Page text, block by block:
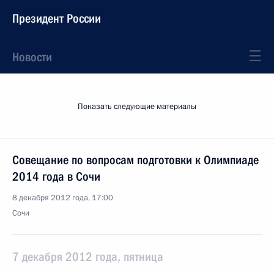
Президент России
Новости
Показать следующие материалы
Совещание по вопросам подготовки к Олимпиаде
2014 года в Сочи
8 декабря 2012 года, 17:00
Сочи
7 декабря 2012 года, пятница